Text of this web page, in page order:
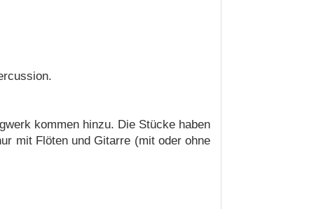
kommen hinzu. Die Stücke haben
mit Flöten und Gitarre (mit oder ohne